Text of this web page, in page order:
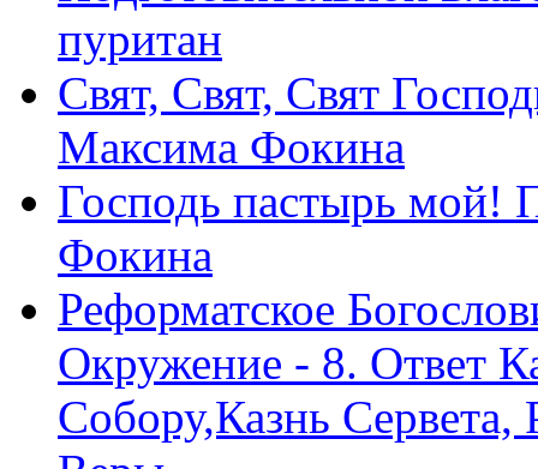
пуритан
Свят, Свят, Свят
Максима Фокина
Господь пастырь мой!
Фокина
Реформатское
Окружение - 8. Ответ
Собору,Казнь Сервета,